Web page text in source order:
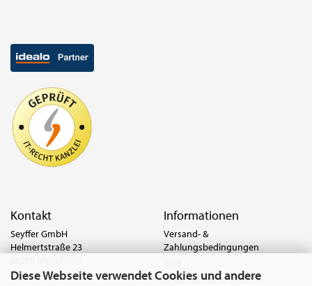
Diese Webseite verwendet Cookies und andere
Kontakt
Seyffer GmbH
Helmertstraße 23
Deutschland
Informationen
Versand- &
Zahlungsbedingungen
Widerrufsrecht & Muster-